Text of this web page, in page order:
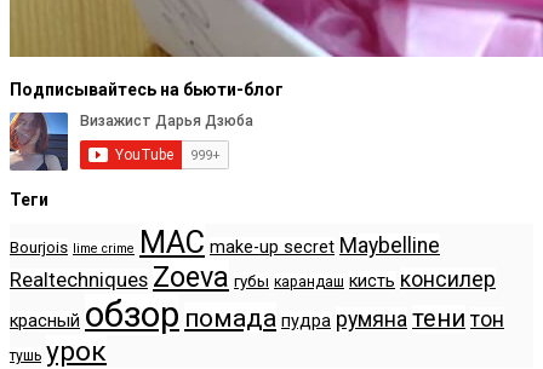
Подписывайтесь на бьюти-блог
Теги
Bourjois lime crime MAC make-up secret Maybelline
Realtechniques Zoeva губы карандаш кисть консилер
красный обзор помада пудра румяна тени тон
тушь урок